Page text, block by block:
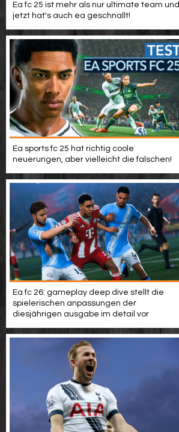
Ea fc 25 ist mehr als nur ultimate team und
jetzt hat's auch ea geschnallt!
Ea sports fc 25 hat richtig coole
neuerungen, aber vielleicht die falschen!
Ea fc 26: gameplay deep dive stellt die
spielerischen anpassungen der
diesjährigen ausgabe im detail vor